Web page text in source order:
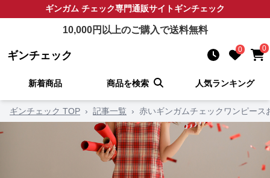
ギンガム チェック専門通販サイトギンチェック
10,000円以上のご購入で送料無料
ギンチェック 0 0
新着商品 商品を検索 人気ランキング
ギンチェック TOP › 記事一覧 › 赤いギンガムチェックワンピース